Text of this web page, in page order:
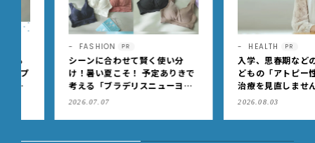
FASHION PR
シーンに合わせて賢く使い分
け！暑い夏こそ！ 予定ありきで
考える「ブラデリスニューヨー
ク」の快適ブラジャー
2026.07.07
HEALTH PR
入学、思春期などの節目に
どもの「アトピー性皮膚炎
治療を見直しませんか？
2026.08.03